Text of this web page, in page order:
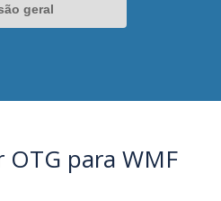
geral
para WMF